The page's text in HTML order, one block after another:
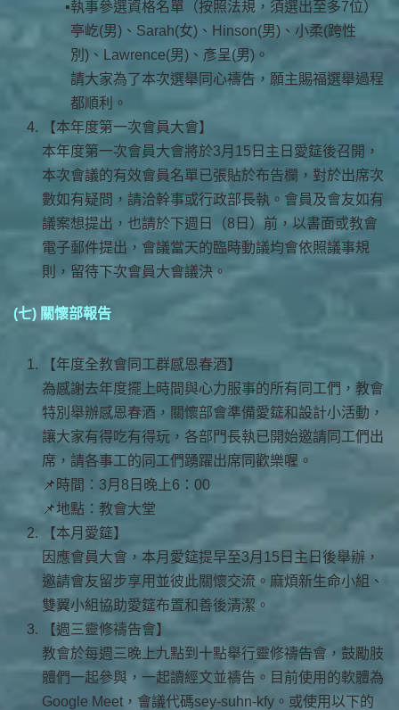
執事參選資格名單（按照法規，須選出至多7位）
亭屹(男)、Sarah(女)、Hinson(男)、小柔(跨性
別)、Lawrence(男)、彥呈(男)。
請大家為了本次選舉同心禱告，願主賜福選舉過程
都順利。
【本年度第一次會員大會】
本年度第一次會員大會將於3月15日主日愛筵後召開，
本次會議的有效會員名單已張貼於布告欄，對於出席次
數如有疑問，請洽幹事或行政部長執。會員及會友如有
議案想提出，也請於下週日（8日）前，以書面或教會
電子郵件提出，會議當天的臨時動議均會依照議事規
則，留待下次會員大會議決。
(七) 關懷部報告
【年度全教會同工群感恩春酒】
為感謝去年度擺上時間與心力服事的所有同工們，教會
特別舉辦感恩春酒，關懷部會準備愛筵和設計小活動，
讓大家有得吃有得玩，各部門長執已開始邀請同工們出
席，請各事工的同工們踴躍出席同歡樂喔。
📌時間：3月8日晚上6：00
📌地點：教會大堂
【本月愛筵】
因應會員大會，本月愛筵提早至3月15日主日後舉辦，
邀請會友留步享用並彼此關懷交流。麻煩新生命小組、
雙翼小組協助愛筵布置和善後清潔。
【週三靈修禱告會】
教會於每週三晚上九點到十點舉行靈修禱告會，鼓勵肢
體們一起參與，一起讀經文並禱告。目前使用的軟體為
Google Meet，會議代碼sey-suhn-kfy。或使用以下的